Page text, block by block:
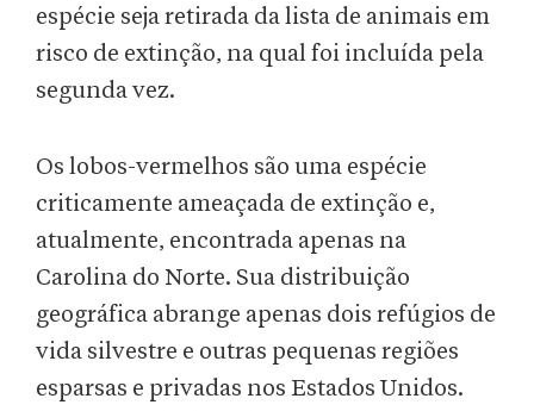
espécie seja retirada da lista de animais em
risco de extinção, na qual foi incluída pela
segunda vez.
Os lobos-vermelhos são uma espécie
criticamente ameaçada de extinção e,
atualmente, encontrada apenas na
Carolina do Norte. Sua distribuição
geográfica abrange apenas dois refúgios de
vida silvestre e outras pequenas regiões
esparsas e privadas nos Estados Unidos.